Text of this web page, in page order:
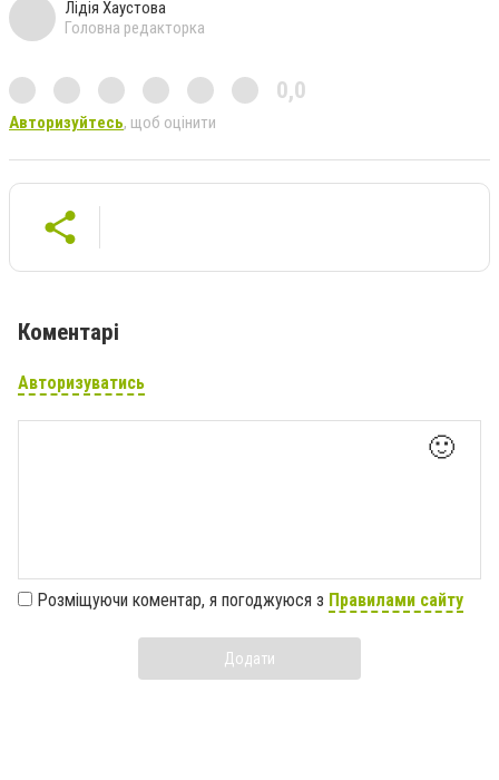
Лідія Хаустова
Головна редакторка
0,0
Авторизуйтесь, щоб оцінити
Коментарі
Авторизуватись
🙂
Розміщуючи коментар, я погоджуюся з Правилами сайту
Додати